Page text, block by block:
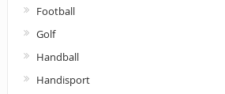
Football
Golf
Handball
Handisport